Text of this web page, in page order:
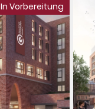
In Vorbereitung